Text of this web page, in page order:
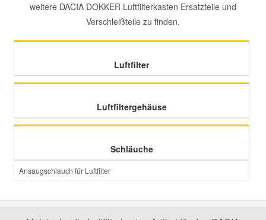
weitere DACIA DOKKER Luftfilterkasten Ersatzteile und
Verschleißteile zu finden.
Luftfilter
Luftfiltergehäuse
Schläuche
Ansaugschlauch für Luftfilter
Mercedes Ersatzteile
Mitsubishi Ersatzteile
Nissan Ersatzteile
Porsche Ersatzteile
Skoda Ersatzteile